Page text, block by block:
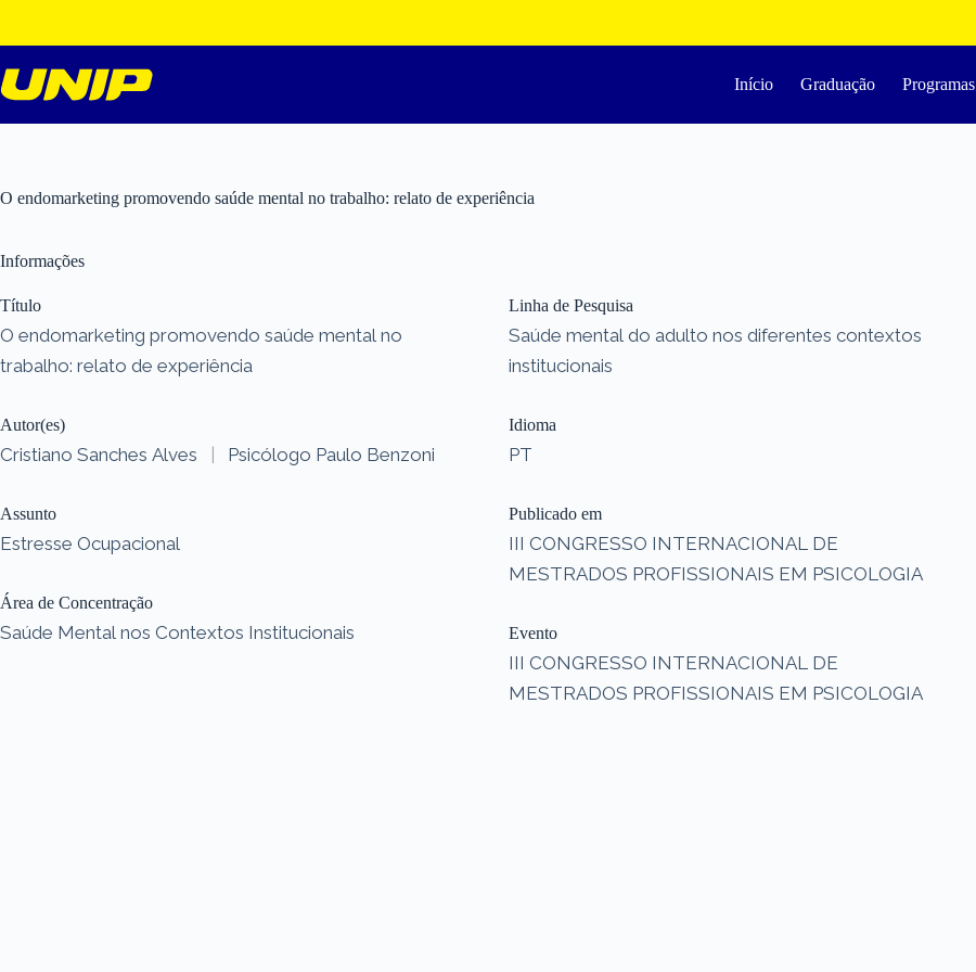
o
conteúdo
Início Graduação Programas
O endomarketing promovendo saúde mental no trabalho: relato de experiência
Informações
Título
O endomarketing promovendo saúde mental no
trabalho: relato de experiência
Autor(es)
Cristiano Sanches Alves | Psicólogo Paulo Benzoni
Assunto
Estresse Ocupacional
Área de Concentração
Saúde Mental nos Contextos Institucionais
Linha de Pesquisa
Saúde mental do adulto nos diferentes contextos
institucionais
Idioma
PT
Publicado em
III CONGRESSO INTERNACIONAL DE
MESTRADOS PROFISSIONAIS EM PSICOLOGIA
Evento
III CONGRESSO INTERNACIONAL DE
MESTRADOS PROFISSIONAIS EM PSICOLOGIA